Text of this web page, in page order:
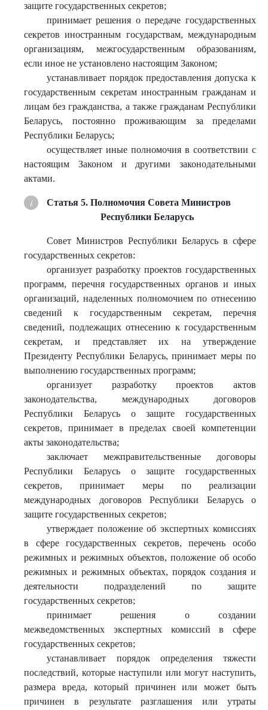
защите государственных секретов;
принимает решения о передаче государственных
секретов иностранным государствам, международным
организациям, межгосударственным образованиям,
если иное не установлено настоящим Законом;
устанавливает порядок предоставления допуска к
государственным секретам иностранным гражданам и
лицам без гражданства, а также гражданам Республики
Беларусь, постоянно проживающим за пределами
Республики Беларусь;
осуществляет иные полномочия в соответствии с
настоящим Законом и другими законодательными
актами.
Статья 5. Полномочия Совета Министров
Республики Беларусь
Совет Министров Республики Беларусь в сфере
государственных секретов:
организует разработку проектов государственных
программ, перечня государственных органов и иных
организаций, наделенных полномочием по отнесению
сведений к государственным секретам, перечня
сведений, подлежащих отнесению к государственным
секретам, и представляет их на утверждение
Президенту Республики Беларусь, принимает меры по
выполнению государственных программ;
организует разработку проектов актов
законодательства, международных договоров
Республики Беларусь о защите государственных
секретов, принимает в пределах своей компетенции
акты законодательства;
заключает межправительственные договоры
Республики Беларусь о защите государственных
секретов, принимает меры по реализации
международных договоров Республики Беларусь о
защите государственных секретов;
утверждает положение об экспертных комиссиях
в сфере государственных секретов, перечень особо
режимных и режимных объектов, положение об особо
режимных и режимных объектах, порядок создания и
деятельности подразделений по защите
государственных секретов;
принимает решения о создании
межведомственных экспертных комиссий в сфере
государственных секретов;
устанавливает порядок определения тяжести
последствий, которые наступили или могут наступить,
размера вреда, который причинен или может быть
причинен в результате разглашения или утраты